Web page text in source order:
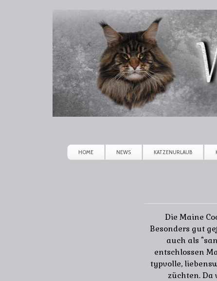
Winerau
Maine
Coon
HOME NEWS KATZENURLAUB
Die Maine
Besonders gut
auch als
entschlossen
typvolle,
züchten. Da